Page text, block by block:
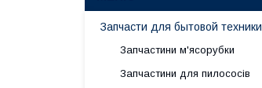
Запчасти для бытовой техники
Запчастини м'ясорубки
Запчастини для пилососів